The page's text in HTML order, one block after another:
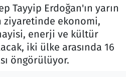
Tayyip Erdoğan'ın yarın
ziyaretinde ekonomi,
enerji ve kültür
iki ülke arasında 16
öngörülüyor.